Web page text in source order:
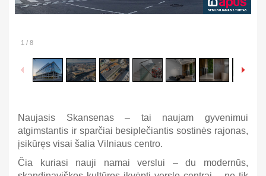
1 / 8
Naujasis Skansenas – tai naujam gyvenimui
atgimstantis ir sparčiai besiplečiantis sostinės rajonas,
įsikūręs visai šalia Vilniaus centro.
Čia kuriasi nauji namai verslui – du modernūs,